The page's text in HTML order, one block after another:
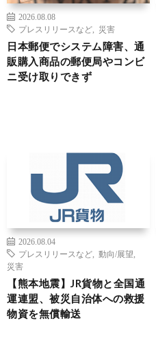
2026.08.08
プレスリリースなど
災害
日本郵便でシステム障害、通
販購入商品の郵便局やコンビ
ニ受け取りできず
2026.08.04
プレスリリースなど
動向/展望
災害
【熊本地震】JR貨物と全国通
運連盟、被災自治体への救援
物資を無償輸送